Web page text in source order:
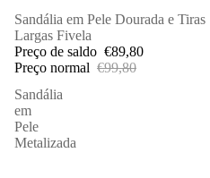
PROMOÇÕES
Sandália em Pele Dourada e Tiras
Largas Fivela
Preço de saldo €89,80
Preço normal €99,80
Sandália
em
Pele
Metalizada